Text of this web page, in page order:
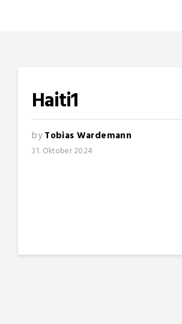
Haiti1
byTobias Wardemann
31. Oktober 2024